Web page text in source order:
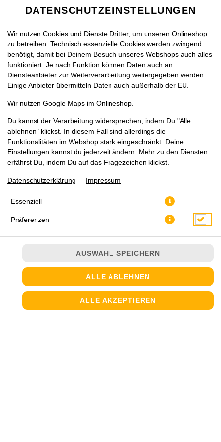
PIZZA MARADONA KLEIN, Ø
29CM
DATENSCHUTZEINSTELLUNGEN
Wir nutzen Cookies und Dienste Dritter, um unseren Onlineshop
zu betreiben. Technisch essenzielle Cookies werden zwingend
benötigt, damit bei Deinem Besuch unseres Webshops auch alles
funktioniert. Je nach Funktion können Daten auch an
Diensteanbieter zur Weiterverarbeitung weitergegeben werden.
Einige Anbieter übermitteln Daten auch außerhalb der EU.
Wir nutzen Google Maps im Onlineshop.
Du kannst der Verarbeitung widersprechen, indem Du "Alle
ablehnen" klickst. In diesem Fall sind allerdings die
Funktionalitäten im Webshop stark eingeschränkt. Deine
Einstellungen kannst du jederzeit ändern. Mehr zu den Diensten
erfährst Du, indem Du auf das Fragezeichen klickst.
Datenschutzerklärung Impressum
Essenziell
Präferenzen
AUSWAHL SPEICHERN
ALLE ABLEHNEN
ALLE AKZEPTIEREN